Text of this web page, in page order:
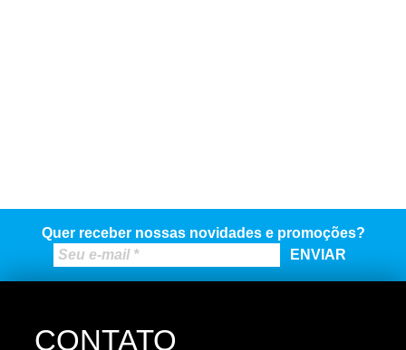
Quer receber nossas novidades e promoções?
CONTATO